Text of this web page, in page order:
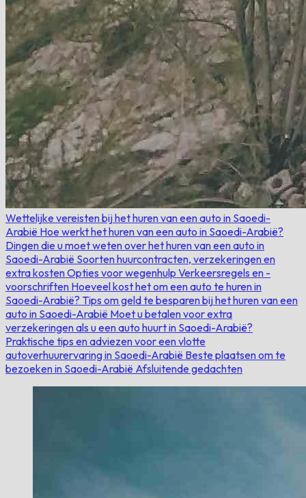
Wettelijke vereisten bij het huren van een auto in Saoedi-
Arabië Hoe werkt het huren van een auto in Saoedi-Arabië?
Dingen die u moet weten over het huren van een auto in
Saoedi-Arabië Soorten huurcontracten, verzekeringen en
extra kostenOpties voor wegenhulp Verkeersregels en -
voorschriften Hoeveel kost het om een ​​auto te huren in
Saoedi-Arabië? Tips om geld te besparen bij het huren van een
auto in Saoedi-Arabië Moet u betalen voor extra
verzekeringen als u een auto huurt in Saoedi-Arabië?
Praktische tips en adviezen voor een vlotte
autoverhuurervaring in Saoedi-Arabië Beste plaatsen om te
bezoeken in Saoedi-Arabië Afsluitende gedachten